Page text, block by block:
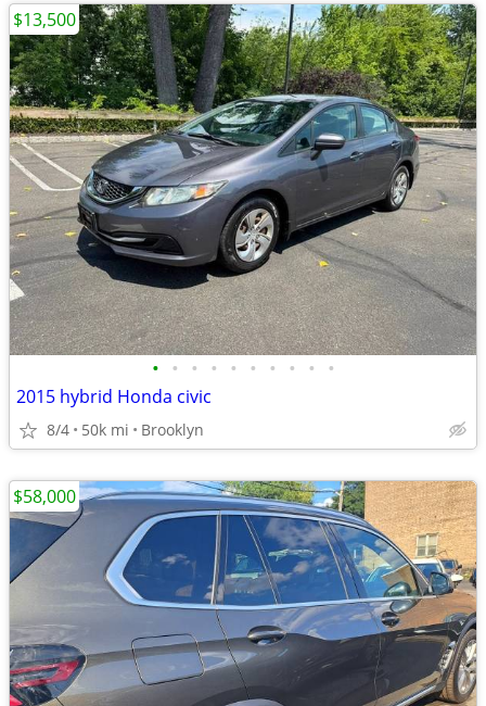
• • • • • • • • • •
2015 hybrid Honda civic
8/4 50k mi Brooklyn
$13,500
$58,000